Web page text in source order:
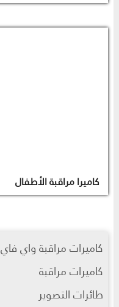
كاميرا مراقبة الأطفال
كاميرات مراقبة واي فاي
كاميرات مراقبة
طائرات التصوير